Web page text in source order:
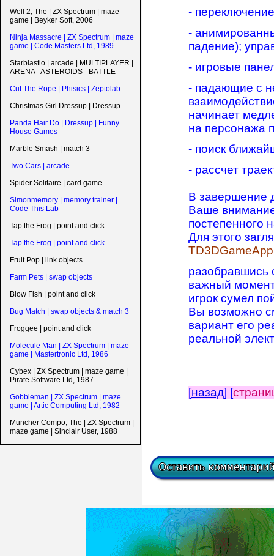
Well 2, The | ZX Spectrum | maze
game | Beyker Soft, 2006
Ninja Massacre | ZX Spectrum | maze
game | Code Masters Ltd, 1989
Starblastio | arcade | MULTIPLAYER |
ARENA - ASTEROIDS - BATTLE
Cut The Rope | Phisics | Zeptolab
Christmas Girl Dressup | Dressup
Panda Hair Do | Dressup | Funny
House Games
Marble Smash | match 3
Two Cars | arcade
Spider Solitaire | card game
Simonmemory | memory trainer |
Code This Lab
Tap the Frog | point and click
Tap the Frog | point and click
Fruit Pop | link objects
Farm Pets | swap objects
Blow Fish | point and click
Bug Match | swap objects & match 3
Froggee | point and click
Molecule Man | ZX Spectrum | maze
game | Mastertronic Ltd, 1986
Cybex | ZX Spectrum | maze game |
Pirate Software Ltd, 1987
Gobbleman | ZX Spectrum | maze
game | Artic Computing Ltd, 1982
Muncher Compo, The | ZX Spectrum |
maze game | Sinclair User, 1988
-
-
падение);
- игровые
- падающие с
начинает
на персонажа
- поиск
- рассчет
В завершение
Ваше
постепенного
Для этого
разобравшись
важный
игрок сумел
Вы возможно
вариант его
реальной
[назад] [